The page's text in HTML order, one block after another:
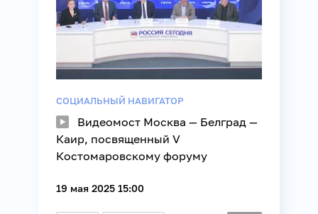
СОЦИАЛЬНЫЙ НАВИГАТОР
Видеомост Москва — Белград —
Каир, посвященный V
Костомаровскому форуму
19 мая 2025 15:00